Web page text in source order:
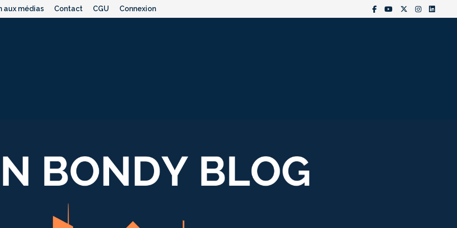
aux médias Contact CGU Connexion